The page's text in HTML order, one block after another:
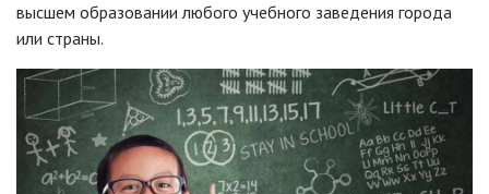
высшем образовании любого учебного заведения города
или страны.